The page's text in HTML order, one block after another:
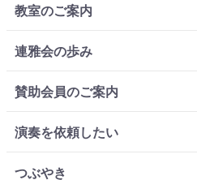
教室のご案内
連雅会の歩み
賛助会員のご案内
演奏を依頼したい
つぶやき